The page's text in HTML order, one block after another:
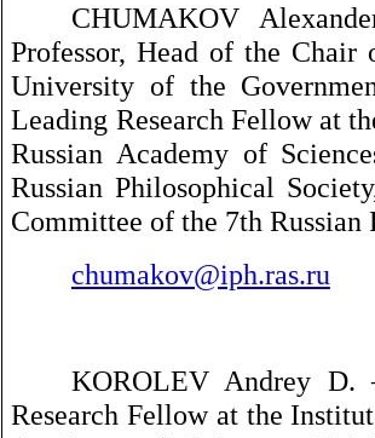
CHUMAKOV
Professor, Head of the
University of the
Leading Research Fellow at
Russian Academy of
Russian Philosophical
Committee of the 7th Russian
chumakov@iph.ras.ru
KOROLEV Andrey D.
Research Fellow at the